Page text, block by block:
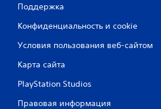
Поддержка
Конфиденциальность и cookie
Условия пользования веб-сайтом
Карта сайта
PlayStation Studios
Правовая информация